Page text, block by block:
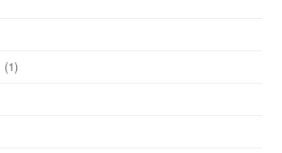
(1)